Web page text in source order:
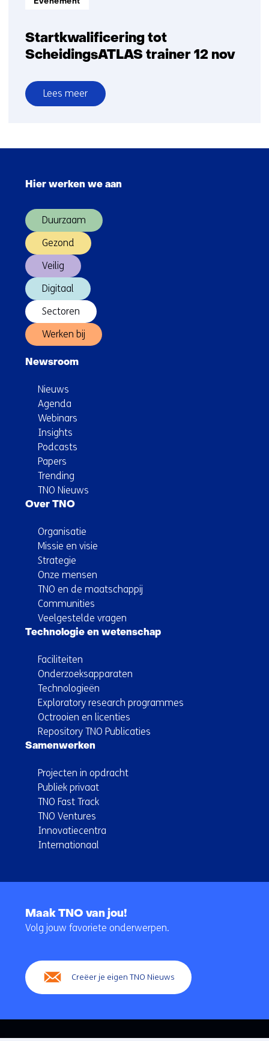
Startkwalificering tot
ScheidingsATLAS trainer 12 nov
Lees meer
over
ScheidingsATLAS
12
Hier werken we aan
Duurzaam
Gezond
Veilig
Digitaal
Sectoren
Werken bij
Newsroom
Nieuws
Agenda
Webinars
Insights
Podcasts
Papers
Trending
TNO Nieuws
Over TNO
Organisatie
Missie en visie
Strategie
Onze mensen
TNO en de maatschappij
Communities
Veelgestelde vragen
Technologie en wetenschap
Faciliteiten
Onderzoeksapparaten
Technologieën
Exploratory research programmes
Octrooien en licenties
Repository TNO Publicaties
Samenwerken
Projecten in opdracht
Publiek privaat
TNO Fast Track
TNO Ventures
Innovatiecentra
Internationaal
navigatie
Maak TNO van jou!
Volg jouw favoriete onderwerpen.
Creëer je eigen TNO Nieuws